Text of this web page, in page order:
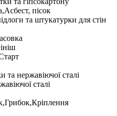
пісок
та штукатурки для стін
нержавіючої сталі
сталі